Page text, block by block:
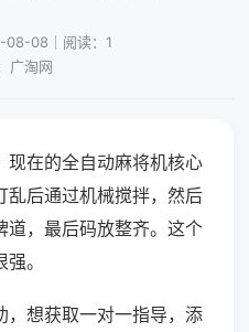
08-08｜阅读：1
广淘网
现在的全自动麻将机核心
乱后通过机械搅拌，然后
道，最后码放整齐。这个
。
，想获取一对一指导，添